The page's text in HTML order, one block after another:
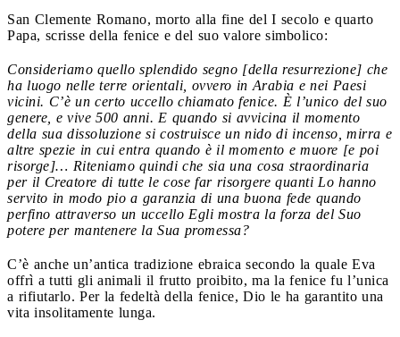
San Clemente Romano, morto alla fine del I secolo e quarto
Papa, scrisse della fenice e del suo valore simbolico:
Consideriamo quello splendido segno [della resurrezione] che
ha luogo nelle terre orientali, ovvero in Arabia e nei Paesi
vicini. C’è un certo uccello chiamato fenice. È l’unico del suo
genere, e vive 500 anni. E quando si avvicina il momento
della sua dissoluzione si costruisce un nido di incenso, mirra e
altre spezie in cui entra quando è il momento e muore [e poi
risorge]… Riteniamo quindi che sia una cosa straordinaria
per il Creatore di tutte le cose far risorgere quanti Lo hanno
servito in modo pio a garanzia di una buona fede quando
perfino attraverso un uccello Egli mostra la forza del Suo
potere per mantenere la Sua promessa?
C’è anche un’antica tradizione ebraica secondo la quale Eva
offrì a tutti gli animali il frutto proibito, ma la fenice fu l’unica
a rifiutarlo. Per la fedeltà della fenice, Dio le ha garantito una
vita insolitamente lunga.